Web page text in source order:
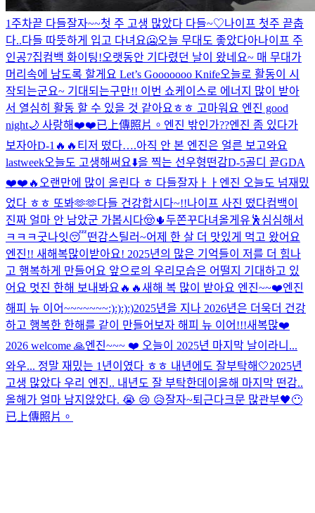
1주차끝 다들잘자~~첫 주 고생 많았다 다들~♡나이프 첫주 끝춥
다..다들 따뜻하게 입고 다녀요🥶오늘 무대도 좋았다아나이프 주
인공7집컴백 화이팅!오랫동안 기다렸던 날이 왔네요~ 매 무대가
머리속에 남도록 할게요 Let’s Gooooooo Knife오늘로 활동이 시
작되는군요~ 기대되는구만!! 이번 쇼케이스로 에너지 많이 받아
서 열심히 활동 할 수 있을 것 같아요ㅎㅎ 고마워요 엔진 good
night🌙 사랑해❤️❤️已上傳照片。 엔진 밖인가??엔진 좀 있다가
보자아D-1🔥🔥 티저 떴다….아직 안 본 엔진은 얼른 보고와요
lastweek오늘도 고생해써요⬇️을 찍는 선우형떤감D-5골디 끝GDA
❤️❤️🔥 오랜만에 많이 올린다 ㅎ 다들잘자ㅏㅏ 엔진 오늘도 넘재밌
었다 ㅎㅎ 또봐🫶🫶다들 건강합시다~!!나이프 사진 떴다컴백이
진짜 얼마 안 남았군 가봅시다🤠🌵두쫀꾸다녀올게유 🕺 심심해서
ㅋㅋㅋ굿나잇😴떤감스틸러~어제 한 살 더 맛있게 먹고 왔어요
엔진!! 새해복많이받아요! 2025년의 많은 기억들이 저를 더 힘나
고 행복하게 만들어요 앞으로의 우리모습은 어떨지 기대하고 있
어요 멋진 한해 보내봐요🔥🔥새해 복 많이 받아요 엔진~~❤️엔진
해피 뉴 이어~~~~~~~:):):):)2025년을 지나 2026년은 더욱더 건강
하고 행복한 한해를 같이 만들어보자 해피 뉴 이어!!!새복많❤️
2026 welcome 🙏엔진~~~ ❤️ 오늘이 2025년 마지막 날이라니...
와우... 정말 재밌는 1년이였다 ㅎㅎ 내년에도 잘부탁해🤍2025년
고생 많았다 우리 엔진.. 내년도 잘 부탁한데이 올해 마지막 떤감..
올해가 얼마 남지않았다. 😭 😢 😥잘자~퇴근다크문 많관부🖤😶
已上傳照片。